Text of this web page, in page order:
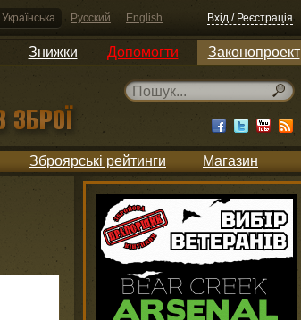
Українська Русский English Вхід / Реєстрація
Знижки Допомогти Законопроект
Зброярські рейтинги Магазин